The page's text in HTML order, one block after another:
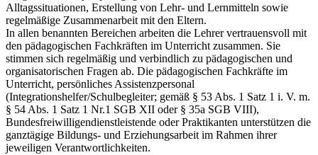
Alltagssituationen, Erstellung von Lehr- und Lernmitteln sowie
regelmäßige Zusammenarbeit mit den Eltern.
In allen benannten Bereichen arbeiten die Lehrer vertrauensvoll mit
den pädagogischen Fachkräften im Unterricht zusammen. Sie
stimmen sich regelmäßig und verbindlich zu pädagogischen und
organisatorischen Fragen ab. Die pädagogischen Fachkräfte im
Unterricht, persönliches Assistenzpersonal
(Integrationshelfer/Schulbegleiter; gemäß § 53 Abs. 1 Satz 1 i. V. m.
§ 54 Abs. 1 Satz 1 Nr.1 SGB XII oder § 35a SGB VIII),
Bundesfreiwilligendienstleistende oder Praktikanten unterstützen die
ganztägige Bildungs- und Erziehungsarbeit im Rahmen ihrer
jeweiligen Verantwortlichkeiten.